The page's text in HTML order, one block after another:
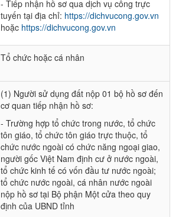
- Tiếp nhận hồ sơ qua dịch vụ công trực
tuyến tại địa chỉ: https://dichvucong.gov.vn
hoặc https://dichvucong.gov.vn
Tổ chức hoặc cá nhân
(1) Người sử dụng đất nộp 01 bộ hồ sơ đến
cơ quan tiếp nhận hồ sơ:
- Trường hợp tổ chức trong nước, tổ chức
tôn giáo, tổ chức tôn giáo trực thuộc, tổ
chức nước ngoài có chức năng ngoại giao,
người gốc Việt Nam định cư ở nước ngoài,
tổ chức kinh tế có vốn đầu tư nước ngoài;
tổ chức nước ngoài, cá nhân nước ngoài
nộp hồ sơ tại Bộ phận Một cửa theo quy
định của UBND tỉnh